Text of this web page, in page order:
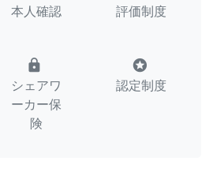
本人確認 評価制度
lock
シェアワ
ーカー保
険
stars
認定制度